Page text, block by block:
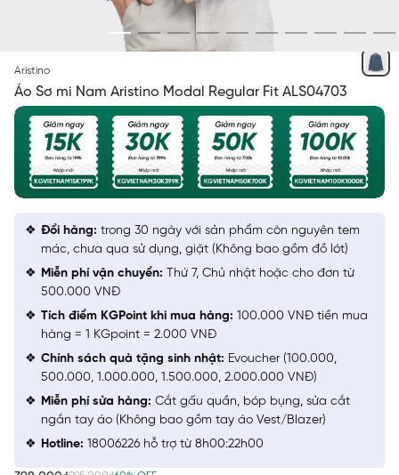
Aristino
Áo Sơ mi Nam Aristino Modal Regular Fit ALS04703
Đổi hàng: trong 30 ngày với sản phẩm còn nguyên tem
mác, chưa qua sử dụng, giặt (Không bao gồm đồ lót)
Miễn phí vận chuyển: Thứ 7, Chủ nhật hoặc cho đơn từ
500.000 VNĐ
Tích điểm KGPoint khi mua hàng: 100.000 VNĐ tiền mua
hàng = 1 KGpoint = 2.000 VNĐ
Chính sách quà tặng sinh nhật: Evoucher (100.000,
500.000, 1.000.000, 1.500.000, 2.000.000 VNĐ)
Miễn phí sửa hàng: Cắt gấu quần, bóp bụng, sửa cắt
ngắn tay áo (Không bao gồm tay áo Vest/Blazer)
Hotline: 18006226 hỗ trợ từ 8h00:22h00